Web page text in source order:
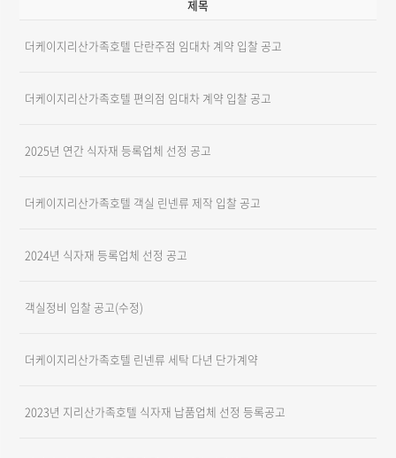
제목
더케이지리산가족호텔 단란주점 임대차 계약 입찰 공고
더케이지리산가족호텔 편의점 임대차 계약 입찰 공고
2025년 연간 식자재 등록업체 선정 공고
더케이지리산가족호텔 객실 린넨류 제작 입찰 공고
2024년 식자재 등록업체 선정 공고
객실정비 입찰 공고(수정)
더케이지리산가족호텔 린넨류 세탁 다년 단가계약
2023년 지리산가족호텔 식자재 납품업체 선정 등록공고